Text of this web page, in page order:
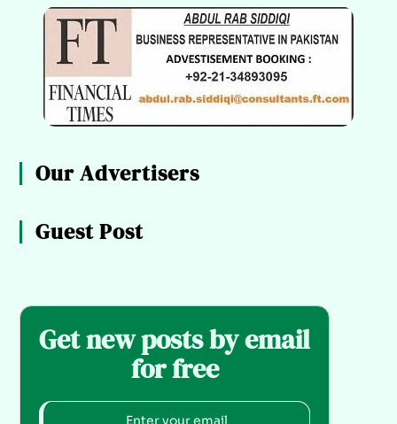
Our Advertisers
Guest Post
Get new posts by email
for free